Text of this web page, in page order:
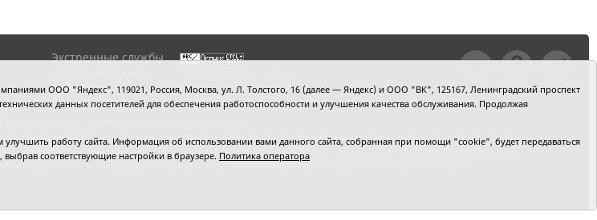
Экстренные службы
Сведения об
организации
выделите мышкой текст и
нажмитеCtrl+Enter
Отдел писем: тел. (3452) 39-90-59. Отдел рекламы: тел. (3452) 39-90-51.
свидетельство о регистрации СМИ Эл № ФС77-64918 от 24.02.2016 выдано Федеральной
(Роскомнадзор). Учредитель: Автономная некоммерческая организация
ООО "Яндекс", 119021, Россия, Москва, ул. Л. Толстого, 16 (далее — Яндекс) и ООО "ВК", 125167, Ленинградский проспект
данных посетителей для обеспечения работоспособности и улучшения качества обслуживания. Продолжая
работу сайта. Информация об использовании вами данного сайта, собранная при помощи "cookie", будет передаваться
соответствующие настройки в браузере. Политика оператора